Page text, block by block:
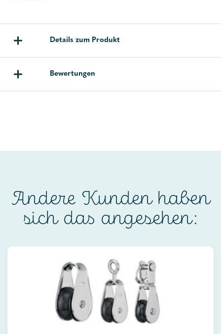
Details zum Produkt
Bewertungen
Andere Kunden haben
sich das angesehen: